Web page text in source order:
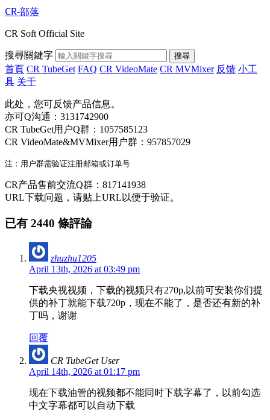
CR-部落
CR Soft Official Site
搜尋關鍵字 搜尋
首頁 CR TubeGet FAQ CR VideoMate CR MVMixer 反馈 小工
具 关于
此处，您可反馈产品信息。
亦可Q沟通：3131742900
CR TubeGet用户Q群：1057585123
CR VideoMate&MVMixer用户群：957857029
CR产品售前交流Q群：817141938
URL下载问题，请贴上URL以便于验证。
已有 2440 條評論
zhuzhu1205
April 13th, 2026 at 03:49 pm
下载央视视频，下载的视频只有270p,以前可安装你们提
供的补丁就能下载720p，现在不能了，是否还有新的补
丁吗，谢谢
回覆
CR TubeGet User
April 14th, 2026 at 01:17 pm
现在下载油管的视频都不能同时下载字幕了，以前勾选
中文字幕都可以自动下载